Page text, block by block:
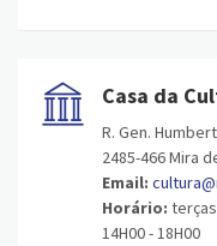
Casa da
R. Gen.
2485-466 Mira
Email:
Horário:
14H00 - 18H00